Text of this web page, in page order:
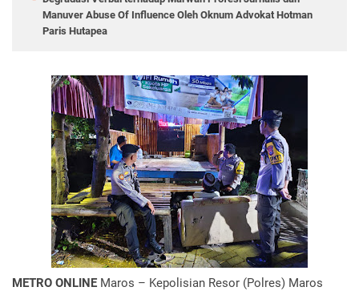
Manuver Abuse Of Influence Oleh Oknum Advokat Hotman
Paris Hutapea
METRO ONLINE Maros – Kepolisian Resor (Polres) Maros